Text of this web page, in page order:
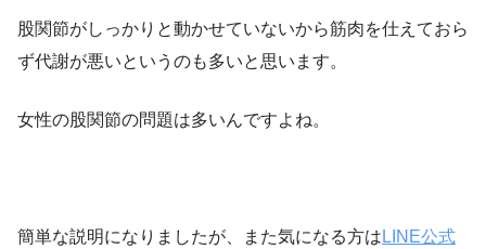
股関節がしっかりと動かせていないから筋肉を仕えておら
ず代謝が悪いというのも多いと思います。
女性の股関節の問題は多いんですよね。
簡単な説明になりましたが、また気になる方は LINE公式